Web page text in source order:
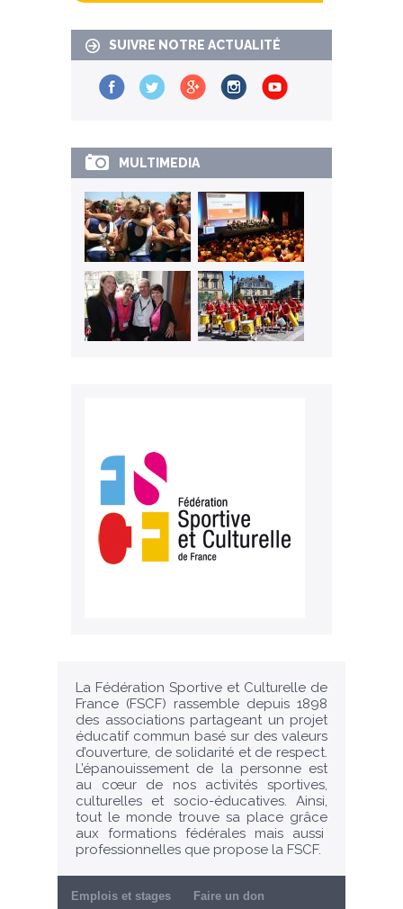
SUIVRE NOTRE ACTUALITÉ
MULTIMEDIA
La Fédération Sportive et Culturelle de
France (FSCF) rassemble depuis 1898
des associations partageant un projet
éducatif commun basé sur des valeurs
d’ouverture, de solidarité et de respect.
L’épanouissement de la personne est
au cœur de nos activités sportives,
culturelles et socio-éducatives. Ainsi,
tout le monde trouve sa place grâce
aux formations fédérales mais aussi
professionnelles que propose la FSCF.
Emplois et stages Faire un don